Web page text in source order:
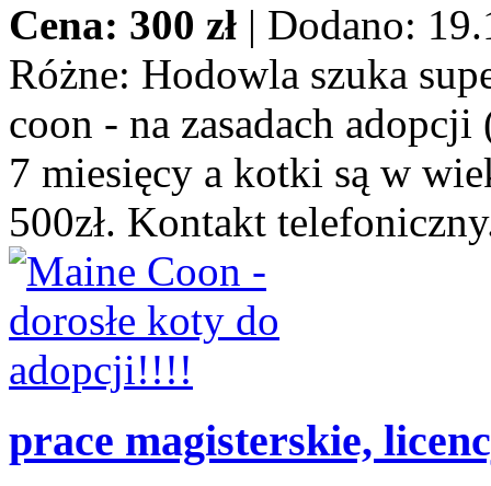
Cena: 300 zł | Dodano:
Różne: Hodowla szuka
coon - na zasadach
7 miesięcy a kotki są w
500zł. Kontakt
prace magisterskie,